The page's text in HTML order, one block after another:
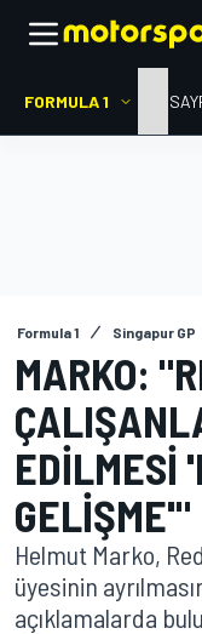
FORMULA 1 ANA
Formula 1 Singapur GP
MARKO:
EDILMESI
GELIŞME'"
Helmut Marko,
üyesinin
açıklamalarda